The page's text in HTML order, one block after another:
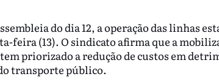
do dia 12, a operação das linhas
feira (13). O sindicato afirma que a
priorizado a redução de custos em
transporte público.